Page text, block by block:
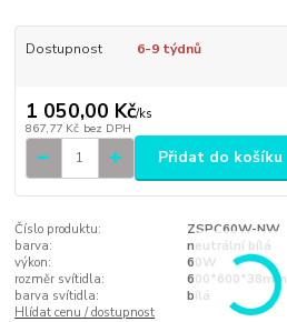
Dostupnost 6-9 týdnů
1 050,00 Kč/ks
867,77 Kč bez DPH
Přidat do košíku
Číslo produktu:
ZSPC60W-NW
barva:
neutrální bílá
výkon:
60W
rozměr svítidla:
600*600*38mm
barva svítidla:
bílá
Hlídat cenu / dostupnost